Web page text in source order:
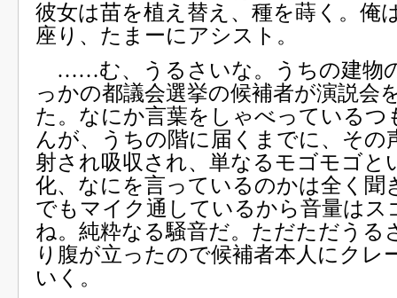
彼女は苗を植え替え、種を蒔く。俺
座り、たまーにアシスト。
……む、うるさいな。うちの建物
っかの都議会選挙の候補者が演説会
た。なにか言葉をしゃべっているつ
んが、うちの階に届くまでに、その
射され吸収され、単なるモゴモゴと
化、なにを言っているのかは全く聞
でもマイク通しているから音量はス
ね。純粋なる騒音だ。ただただうる
り腹が立ったので候補者本人にクレ
いく。